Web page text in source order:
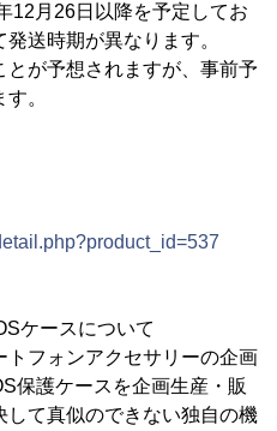
12月26日以降を予定してお
送時期が異なります。
が予想されますが、事前予
。
ケースについて
トフォンアクセサリーの企画
保護ケースを企画生産・販
て真似のできない独自の機